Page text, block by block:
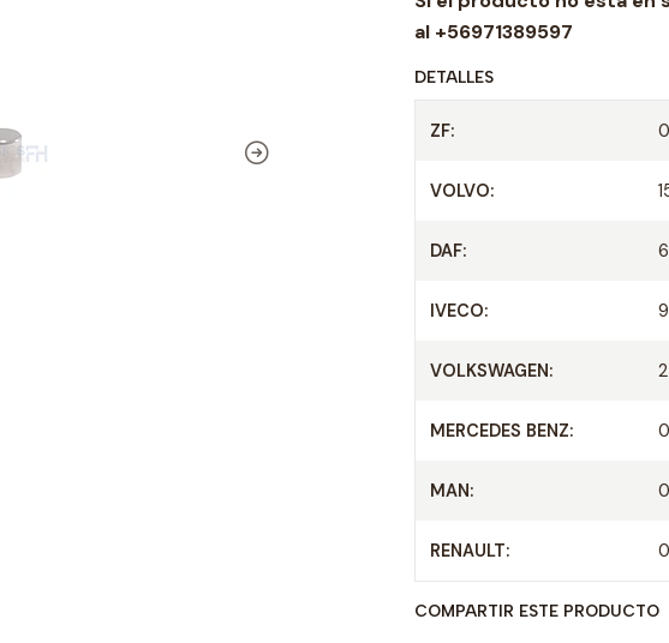
d
al +56971389597
DETALLES
ZF:
VOLVO:
DAF:
IVECO:
VOLKSWAGEN:
MERCEDES BENZ:
MAN:
RENAULT:
COMPARTIR ESTE PRODUCTO